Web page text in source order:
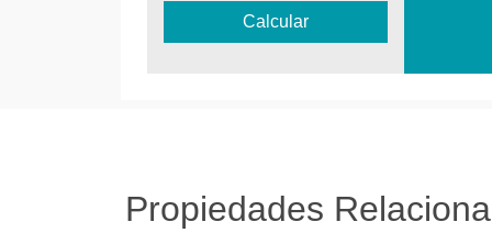
Calcular
Propiedades